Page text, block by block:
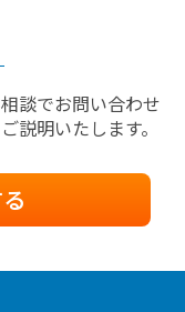
談でお問い合わせ
説明いたします。